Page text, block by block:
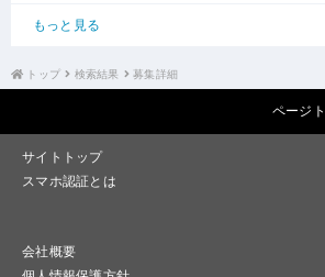
もっと見る
トップ 検索結果 募集詳細
ページ
サイトトップ
スマホ認証とは
会社概要